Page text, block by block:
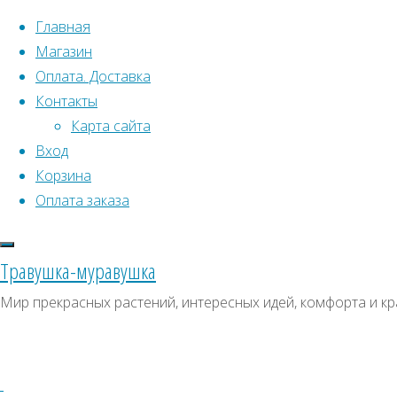
Перейти к содержимому
Главная
Магазин
Оплата. Доставка
Контакты
Карта сайта
Вход
Корзина
Оплата заказа
Травушка-муравушка
Мир прекрасных растений, интересных идей, комфорта и
Что искать:
Асфоделина
желтая
Купить
Искать:
СКИДКИ, АКЦИИ
Архивы